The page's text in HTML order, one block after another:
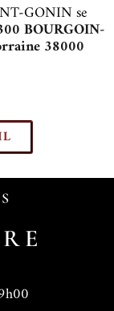
GONIN se
BOURGOIN-
38000